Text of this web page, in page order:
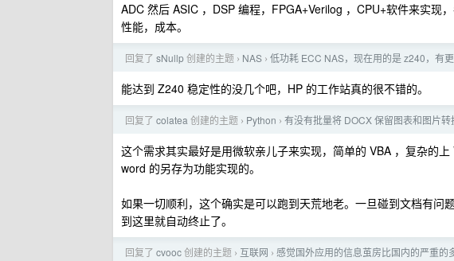
ADC 然后 ASIC ，DSP 编程，FPGA+Verilog ，CPU+软件来实现
性能，成本。
回复了 sNullp创建的主题 › NAS › 低功耗 ECC NAS，现在用的是 z240，有
能达到 Z240 稳定性的没几个吧，HP 的工作站真的很不错的。
回复了 colatea 创建的主题 › Python › 有没有批量将 DOCX 保留图表和图片
这个需求其实最好是用微软亲儿子来实现，简单的 VBA ，复杂的
word 的另存为功能实现的。
如果一切顺利，这个确实是可以跑到天荒地老。一旦碰到文档有
到这里就自动终止了。
回复了 cvooc创建的主题 › 互联网 › 感觉国外应用的信息茧房比国内的严重